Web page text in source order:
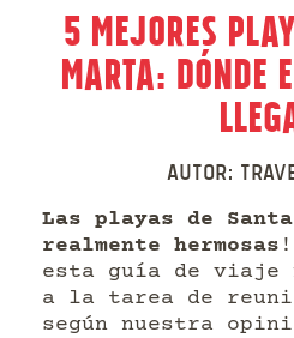
5 Mejores
Marta: Dónde
Autor:
Las playas de
realmente hermosas
esta guía de viaje
a la tarea de
según nuestra